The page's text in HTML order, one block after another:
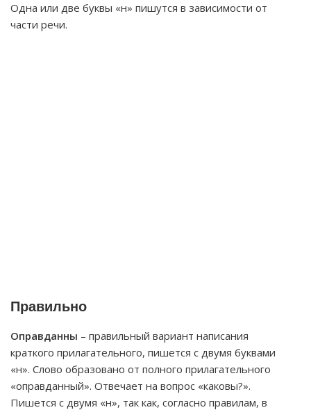
Одна или две буквы «н» пишутся в зависимости от
части речи.
Правильно
Оправданны – правильный вариант написания
краткого прилагательного, пишется с двумя буквами
«н». Слово образовано от полного прилагательного
«оправданный». Отвечает на вопрос «каковы?».
Пишется с двумя «н», так как, согласно правилам, в